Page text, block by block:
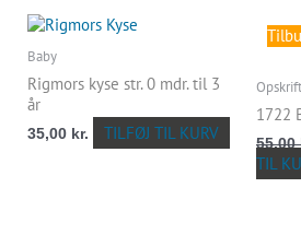
Baby
Rigmors kyse str. 0 mdr. til 3
år
35,00 kr. TILFØJ TIL KURV
1722
55,00
TIL